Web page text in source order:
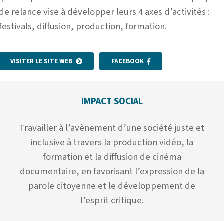
relance vise à développer leurs 4 axes d’activités :
diffusion, production, formation.
VISITER LE SITE WEB FACEBOOK
IMPACT SOCIAL
Travailler à l’avènement d’une société juste et
inclusive à travers la production vidéo, la
formation et la diffusion de cinéma
documentaire, en favorisant l’expression de la
parole citoyenne et le développement de
l’esprit critique.